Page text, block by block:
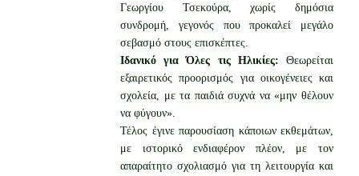
Γεωργίου Τσεκούρα, χωρίς δημόσια
συνδρομή, γεγονός που προκαλεί μεγάλο
σεβασμό στους επισκέπτες.
Ιδανικό για Όλες τις Ηλικίες: Θεωρείται
εξαιρετικός προορισμός για οικογένειες και
σχολεία, με τα παιδιά συχνά να «μην θέλουν
να φύγουν».
Τέλος έγινε παρουσίαση κάποιων εκθεμάτων,
με ιστορικό ενδιαφέρον πλέον, με τον
απαραίτητο σχολιασμό για τη λειτουργία και